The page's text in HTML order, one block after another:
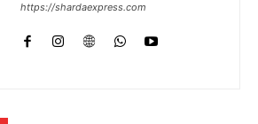
https://shardaexpress.com